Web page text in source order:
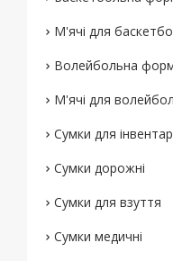
М'ячі для
Волейбольна
М'ячі для
Сумки для
Сумки дорожні
Сумки для взуття
Сумки медичні